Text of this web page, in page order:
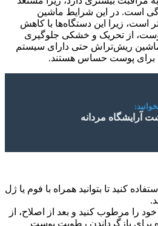
است. در این شرایط ماشین
زیرا این دستگاه‌ها با کاهش
از تحریک و خشکی جلوگیری
ریش‌تراش حتی دارای سیستم
برای پوست حساس هستند.
آرایشگاه مردانه
کنید تا بتوانید همراه با فوم یا ژل
را مرطوب کنید و بعد از اصلاح، از
بازگرداندن رطوبت پوست